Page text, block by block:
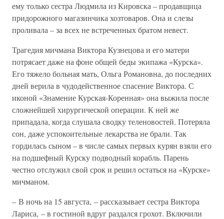
ему только сестра Людмила из Кировска – продавщица
придорожного магазинчика хозтоваров. Она и слезы
проливала – за всех не встреченных братом невест.
Трагедия мичмана Виктора Кузнецова и его матери
потрясает даже на фоне общей беды экипажа «Курска».
Его тяжело больная мать, Ольга Романовна, до последних
дней верила в чудодейственное спасение Виктора. С
иконой «Знамение Курская-Коренная» она выжила после
сложнейшей хирургической операции. К ней же
припадала, когда слушала сводку теленовостей. Потеряла
сон, даже успокоительные лекарства не брали. Так
гордилась сыном – в числе самых первых курян взяли его
на подшефный Курску подводный корабль. Парень
честно отслужил свой срок и решил остаться на «Курске»
мичманом.
– В ночь на 15 августа, – рассказывает сестра Виктора
Лариса, – в гостиной вдруг раздался грохот. Включили